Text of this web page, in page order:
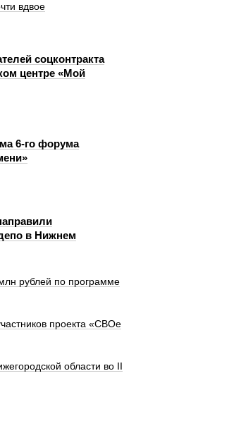
вдвое
соцконтракта
центре «Мой
6-го форума
в Нижнем
рублей по программе
проекта «СВОе
области во II